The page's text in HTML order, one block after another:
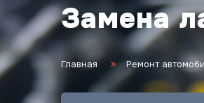
Замена
Главная Ремонт